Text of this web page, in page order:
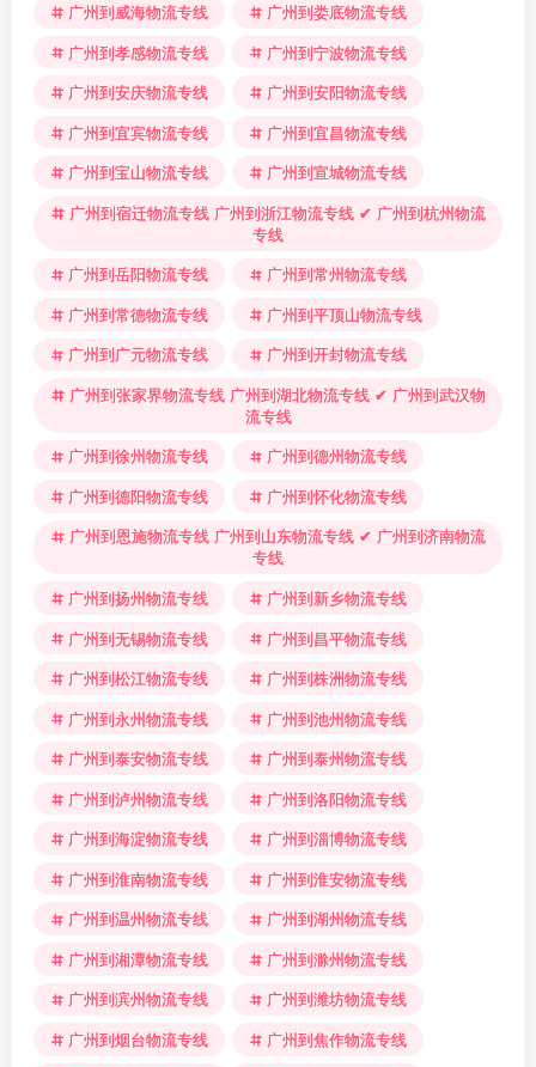
广州到威海物流专线
广州到娄底物流专线
广州到孝感物流专线
广州到宁波物流专线
广州到安庆物流专线
广州到安阳物流专线
广州到宜宾物流专线
广州到宜昌物流专线
广州到宝山物流专线
广州到宣城物流专线
广州到宿迁物流专线 广州到浙江物流专线 ✔ 广州到杭州物流
专线
广州到岳阳物流专线
广州到常州物流专线
广州到常德物流专线
广州到平顶山物流专线
广州到广元物流专线
广州到开封物流专线
广州到张家界物流专线 广州到湖北物流专线 ✔ 广州到武汉物
流专线
广州到徐州物流专线
广州到德州物流专线
广州到德阳物流专线
广州到怀化物流专线
广州到恩施物流专线 广州到山东物流专线 ✔ 广州到济南物流
专线
广州到扬州物流专线
广州到新乡物流专线
广州到无锡物流专线
广州到昌平物流专线
广州到松江物流专线
广州到株洲物流专线
广州到永州物流专线
广州到池州物流专线
广州到泰安物流专线
广州到泰州物流专线
广州到泸州物流专线
广州到洛阳物流专线
广州到海淀物流专线
广州到淄博物流专线
广州到淮南物流专线
广州到淮安物流专线
广州到温州物流专线
广州到湖州物流专线
广州到湘潭物流专线
广州到滁州物流专线
广州到滨州物流专线
广州到潍坊物流专线
广州到烟台物流专线
广州到焦作物流专线